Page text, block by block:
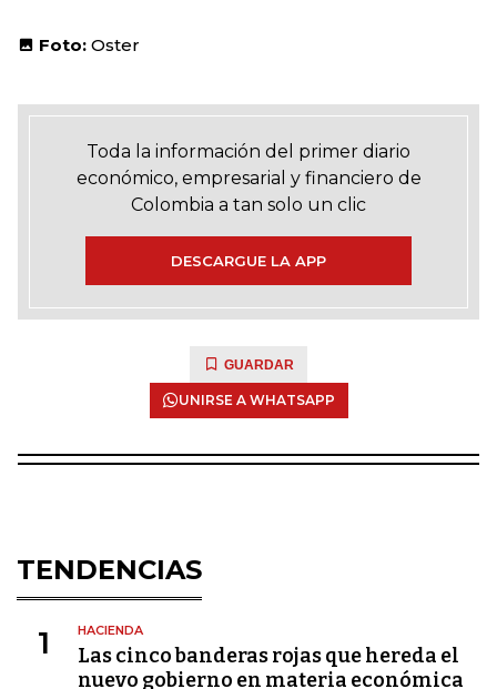
Foto: Oster
Toda la información del primer diario
económico, empresarial y financiero de
Colombia a tan solo un clic
DESCARGUE LA APP
GUARDAR
UNIRSE A WHATSAPP
TENDENCIAS
1 HACIENDA
Las cinco banderas rojas que hereda el
nuevo gobierno en materia económica